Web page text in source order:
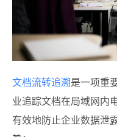
文档流转追溯是一项重
业追踪文档在局域网内
有效地防止企业数据泄